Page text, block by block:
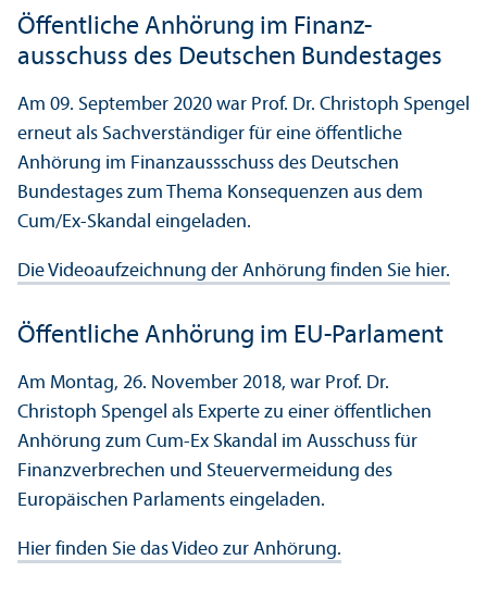
Öffentliche Anhörung im Finanz­
ausschuss des Deutschen Bundestages
Am 09. September 2020 war Prof. Dr. Christoph Spengel
erneut als Sachverständiger für eine öffentliche
Anhörung im Finanz­aussschuss des Deutschen
Bundestages zum Thema Konsequenzen aus dem
Cum/Ex-Skandal eingeladen.
Die Videoaufzeichnung der Anhörung finden Sie hier.
Öffentliche Anhörung im EU-Parlament
Am Montag, 26. November 2018, war Prof. Dr.
Christoph Spengel als Experte zu einer öffentlichen
Anhörung zum Cum-Ex Skandal im Ausschuss für
Finanz­verbrechen und Steuervermeidung des
Europäischen Parlaments eingeladen.
Hier finden Sie das Video zur Anhörung.